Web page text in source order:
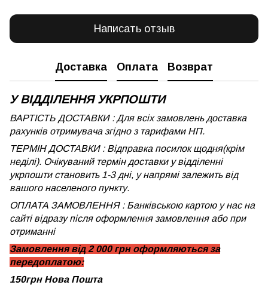
Написать отзыв
Доставка Оплата Возврат
У ВІДДІЛЕННЯ УКРПОШТИ
ВАРТІСТЬ ДОСТАВКИ : Для всіх замовлень доставка
рахунків отримувача згідно з тарифами НП.
ТЕРМІН ДОСТАВКИ : Відправка посилок щодня(крім
неділі). Очікуваний термін доставки у відділенні
укрпошти становить 1-3 дні, у напрямі залежить від
вашого населеного пункту.
ОПЛАТА ЗАМОВЛЕННЯ : Банківською картою у нас на
сайті відразу після оформлення замовлення або при
отриманні
Замовлення від 2 000 грн оформляються за
передоплатою:
150грн Нова Пошта